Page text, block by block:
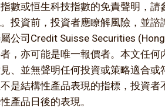
數或恒生科技指數的免責聲明，請
投資前，投資者應瞭解風險，並諮
公司Credit Suisse Securities
，亦可能是唯一報價者。本文任何
、並無聲明任何投資或策略適合或
是結構性產品表現的指標，投資者
產品日後的表現。